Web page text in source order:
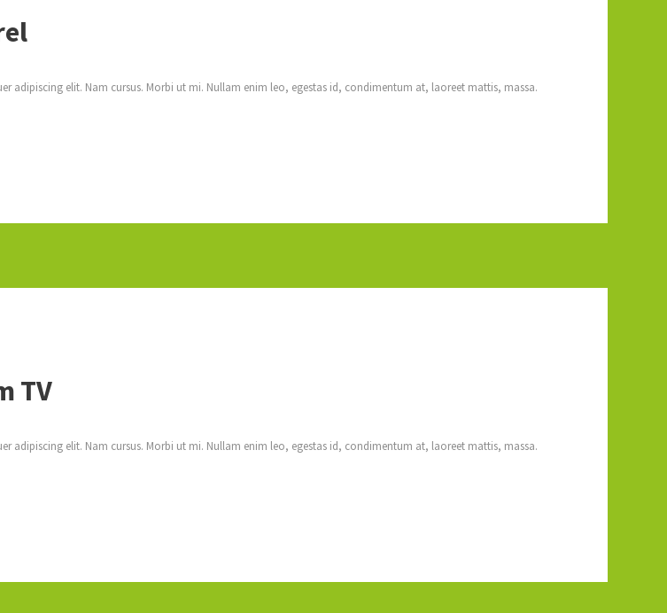
adipiscing elit. Nam cursus. Morbi ut mi. Nullam enim leo, egestas id, condimentum at, laoreet mattis, massa.
TV
adipiscing elit. Nam cursus. Morbi ut mi. Nullam enim leo, egestas id, condimentum at, laoreet mattis, massa.